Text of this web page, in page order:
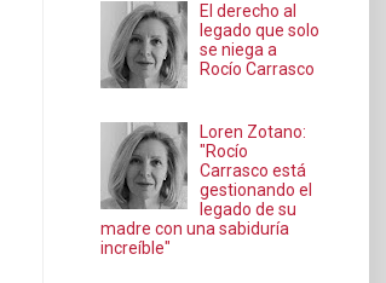
El derecho al
legado que solo
se niega a
Rocío Carrasco
Loren Zotano:
"Rocío
Carrasco está
gestionando el
legado de su
madre con una sabiduría
increíble"